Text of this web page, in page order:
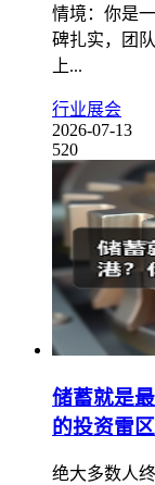
情境：你是
碑扎实，团
上...
行业展会
2026-07-13
520
储蓄就是
的投资雷
绝大多数人